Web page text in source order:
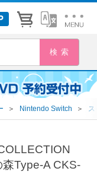
＞ Nintendo Switch ＞
Type-A CKS-